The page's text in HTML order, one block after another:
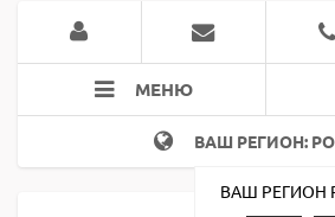
МЕНЮ
ВАШ РЕГИОН:
ВАШ РЕГИОН